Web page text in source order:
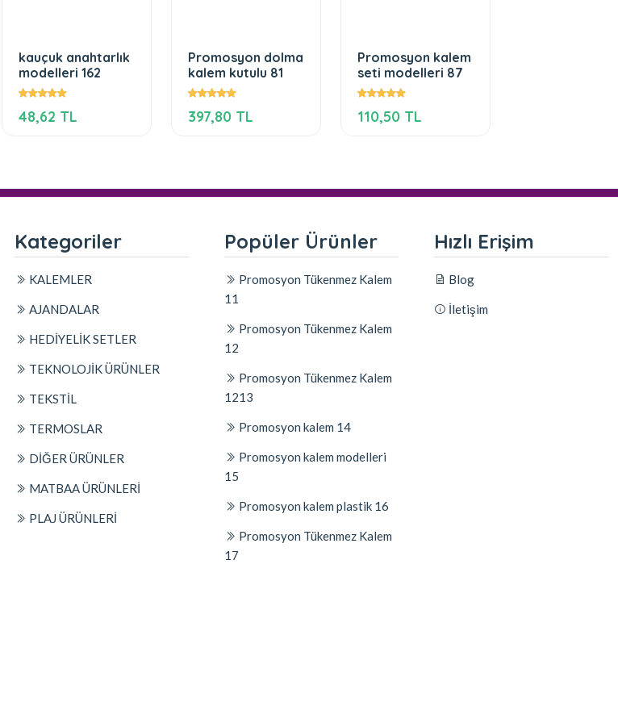
kauçuk anahtarlık
modelleri 162
48,62 TL
Promosyon dolma
kalem kutulu 81
397,80 TL
Promosyon kalem
seti modelleri 87
110,50 TL
Kategoriler
KALEMLER
AJANDALAR
HEDİYELİK SETLER
TEKNOLOJİK ÜRÜNLER
TEKSTİL
TERMOSLAR
DİĞER ÜRÜNLER
MATBAA ÜRÜNLERİ
PLAJ ÜRÜNLERİ
Popüler Ürünler
Promosyon Tükenmez Kalem
11
Promosyon Tükenmez Kalem
12
Promosyon Tükenmez Kalem
1213
Promosyon kalem 14
Promosyon kalem modelleri
15
Promosyon kalem plastik 16
Promosyon Tükenmez Kalem
17
Hızlı Erişim
Blog
İletişim